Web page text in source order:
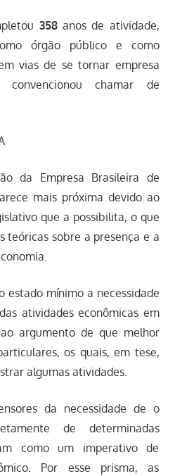
358anos de atividade,
órgão público e como
vias de se tornar empresa
chamar de
da Empresa Brasileira de
mais próxima devido ao
que a possibilita, o que
teóricas sobre a presença e a
estado mínimo a necessidade
atividades econômicas em
argumento de que melhor
os quais, em tese,
algumas atividades.
da necessidade de o
de determinadas
como um imperativo de
Por esse prisma, as